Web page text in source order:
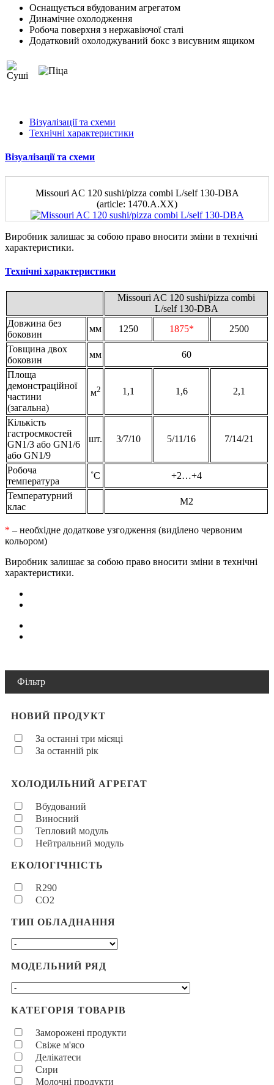
Оснащується вбудованим агрегатом
Динамічне охолодження
Робоча поверхня з нержавіючої сталі
Додатковий охолоджуваний бокс з висувним ящиком
Візуалізації та схеми
Технічні характеристики
Візуалізації та схеми
Missouri AC 120 sushi/pizza combi L/self 130-DBA
(аrticle: 1470.A.ХХ)
Виробник залишає за собою право вносити зміни в технічні
характеристики.
Технічні характеристики
Missouri AC 120 sushi/pizza combi
L/self 130-DBA
Довжина без
боковин
мм 1250 1875*
2500
Товщина двох
боковин
мм
60
Площа
демонстраційної
частини
(загальна)
м2 1,1 1,6 2,1
Кількість
гастроємкостей
GN1/3 або GN1/6
або GN1/9
шт. 3/7/10 5/11/16 7/14/21
Робоча
температура
˚С
+2…+4
Температурний
клас
M2
* – необхідне додаткове узгодження (виділено червоним
кольором)
Виробник залишає за собою право вносити зміни в технічні
характеристики.
Фільтр
НОВИЙ ПРОДУКТ
За останні три місяці
За останній рік
ХОЛОДИЛЬНИЙ АГРЕГАТ
Вбудований
Виносний
Тепловий модуль
Нейтральний модуль
ЕКОЛОГІЧНІСТЬ
R290
CO2
ТИП ОБЛАДНАННЯ
МОДЕЛЬНИЙ РЯД
КАТЕГОРІЯ ТОВАРІВ
Заморожені продукти
Свіже м'ясо
Делікатеси
Сири
Молочні продукти